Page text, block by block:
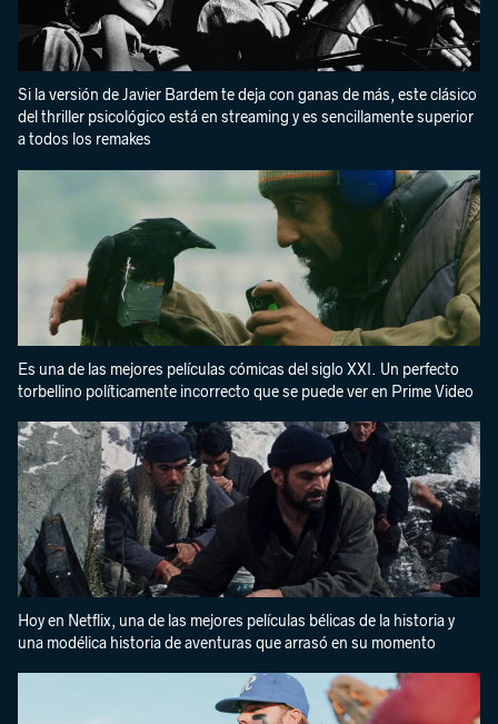
Si la versión de Javier Bardem te deja con ganas de más, este clásico
del thriller psicológico está en streaming y es sencillamente superior
a todos los remakes
Es una de las mejores películas cómicas del siglo XXI. Un perfecto
torbellino políticamente incorrecto que se puede ver en Prime Video
Hoy en Netflix, una de las mejores películas bélicas de la historia y
una modélica historia de aventuras que arrasó en su momento